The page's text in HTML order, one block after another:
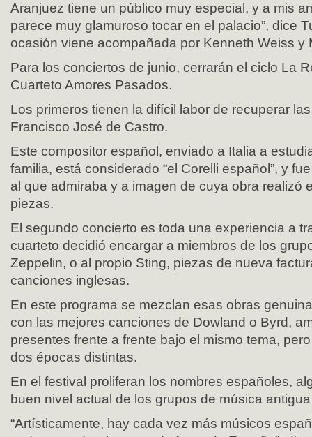
Aranjuez tiene un público muy especial, y a mis
parece muy glamuroso tocar en el palacio”, dice
ocasión viene acompañada por Kenneth Weiss y
Para los conciertos de junio, cerrarán el ciclo La
Cuarteto Amores Pasados.
Los primeros tienen la difícil labor de recuperar
Francisco José de Castro.
Este compositor español, enviado a Italia a
familia, está considerado “el Corelli español”, y
al que admiraba y a imagen de cuya obra realizó
piezas.
El segundo concierto es toda una experiencia a
cuarteto decidió encargar a miembros de los
Zeppelin, o al propio Sting, piezas de nueva
canciones inglesas.
En este programa se mezclan esas obras
con las mejores canciones de Dowland o Byrd,
presentes frente a frente bajo el mismo tema,
dos épocas distintas.
En el festival proliferan los nombres españoles,
buen nivel actual de los grupos de música
“Artísticamente, hay cada vez más músicos